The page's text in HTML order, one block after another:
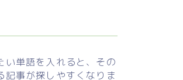
い単語を入れると、その
記事が探しやすくなりま